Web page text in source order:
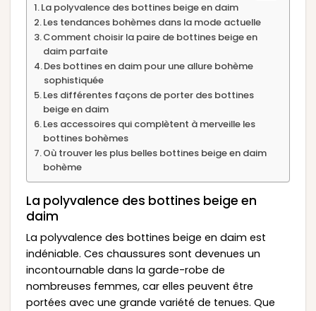
La polyvalence des bottines beige en daim
Les tendances bohèmes dans la mode actuelle
Comment choisir la paire de bottines beige en
daim parfaite
Des bottines en daim pour une allure bohème
sophistiquée
Les différentes façons de porter des bottines
beige en daim
Les accessoires qui complètent à merveille les
bottines bohèmes
Où trouver les plus belles bottines beige en daim
bohème
La polyvalence des bottines beige en
daim
La polyvalence des bottines beige en daim est
indéniable. Ces chaussures sont devenues un
incontournable dans la garde-robe de
nombreuses femmes, car elles peuvent être
portées avec une grande variété de tenues. Que